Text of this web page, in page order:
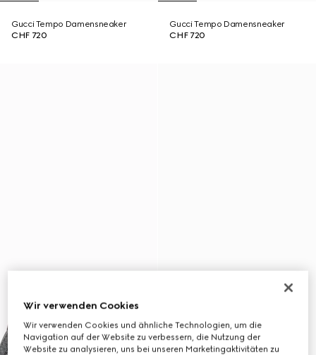
Gucci Tempo Damensneaker
CHF 720
Gucci Tempo Damensneaker
CHF 720
Wir verwenden Cookies
Wir verwenden Cookies und ähnliche Technologien, um die
Navigation auf der Website zu verbessern, die Nutzung der
Website zu analysieren, uns bei unseren Marketingaktivitäten zu